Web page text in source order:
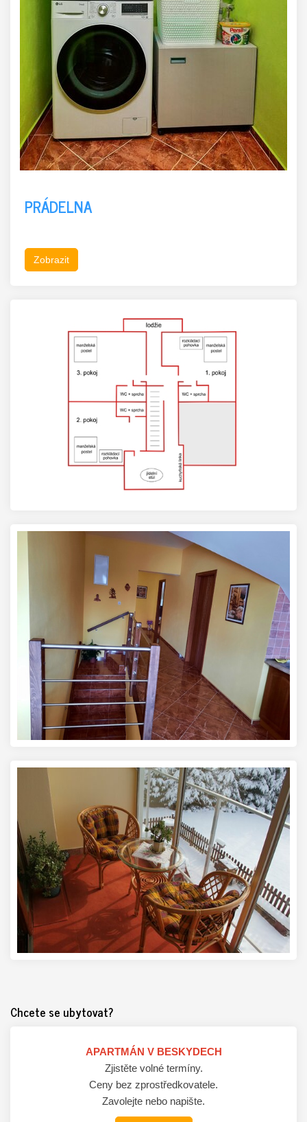
PRÁDELNA
Zobrazit
Chcete se ubytovat?
APARTMÁN V BESKYDECH
Zjistěte volné termíny.
Ceny bez zprostředkovatele.
Zavolejte nebo napište.